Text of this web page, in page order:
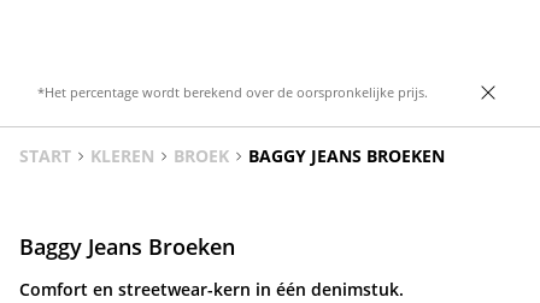
*Het percentage wordt berekend over de oorspronkelijke prijs.
START KLEREN BROEK BAGGY JEANS BROEKEN
Baggy Jeans Broeken
Comfort en streetwear-kern in één denimstuk.